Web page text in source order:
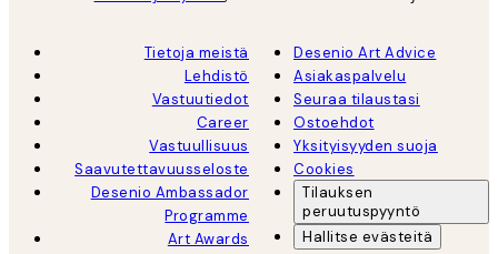
Tietoja meistä
Lehdistö
Vastuutiedot
Career
Vastuullisuus
Saavutettavuusseloste
Desenio Ambassador
Programme
Art Awards
Desenio Art Advice
Asiakaspalvelu
Seuraa tilaustasi
Ostoehdot
Yksityisyyden suoja
Cookies
Tilauksen
peruutuspyyntö
Hallitse evästeitä